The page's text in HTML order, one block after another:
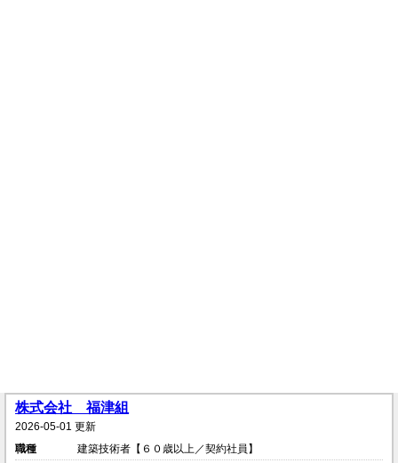
株式会社 福津組
2026-05-01 更新
職種
建築技術者【６０歳以上／契約社員】